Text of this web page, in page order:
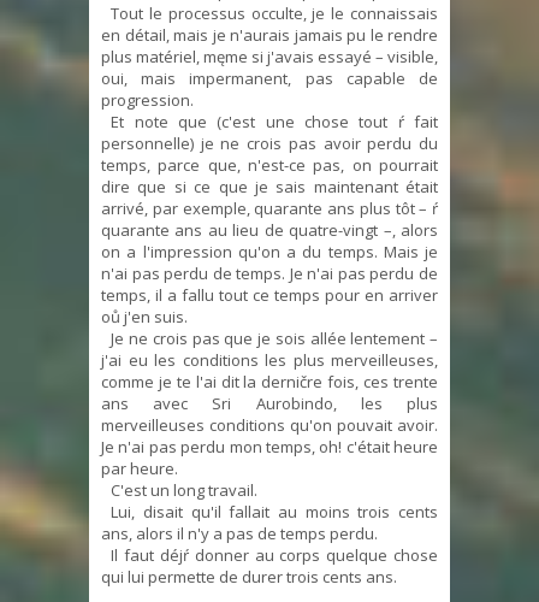
Tout le processus occulte, je le connaissais
en détail, mais je n'aurais jamais pu le rendre
plus matériel, męme si j'avais essayé – visible,
oui, mais impermanent, pas capable de
progression.
Et note que (c'est une chose tout ŕ fait
personnelle) je ne crois pas avoir perdu du
temps, parce que, n'est-ce pas, on pourrait
dire que si ce que je sais maintenant était
arrivé, par exemple, quarante ans plus tôt – ŕ
quarante ans au lieu de quatre-vingt –, alors
on a l'impression qu'on a du temps. Mais je
n'ai pas perdu de temps. Je n'ai pas perdu de
temps, il a fallu tout ce temps pour en arriver
oů j'en suis.
Je ne crois pas que je sois allée lentement –
j'ai eu les conditions les plus merveilleuses,
comme je te l'ai dit la derničre fois, ces trente
ans avec Sri Aurobindo, les plus
merveilleuses conditions qu'on pouvait avoir.
Je n'ai pas perdu mon temps, oh! c'était heure
par heure.
C'est un long travail.
Lui, disait qu'il fallait au moins trois cents
ans, alors il n'y a pas de temps perdu.
Il faut déjŕ donner au corps quelque chose
qui lui permette de durer trois cents ans.